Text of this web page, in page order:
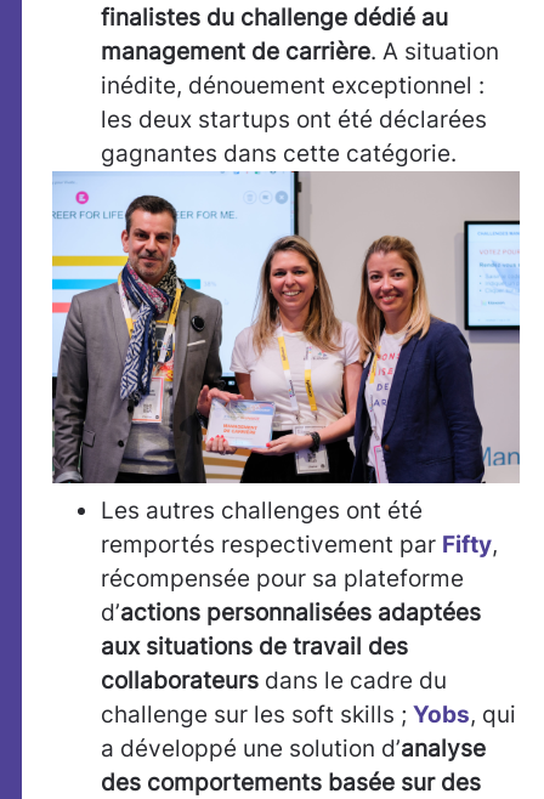
finalistes du challenge dédié au
management de carrière. A situation
inédite, dénouement exceptionnel :
les deux startups ont été déclarées
gagnantes dans cette catégorie.
Les autres challenges ont été
remportés respectivement par Fifty,
récompensée pour sa plateforme
d’actions personnalisées adaptées
aux situations de travail des
collaborateurs dans le cadre du
challenge sur les soft skills ; Yobs, qui
a développé une solution d’analyse
des comportements basée sur des